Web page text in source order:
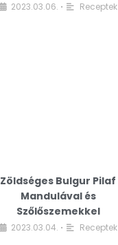
2023.03.06. • Receptek
Zöldséges Bulgur Pilaf
Mandulával és
Szőlőszemekkel
2023.03.04. • Receptek